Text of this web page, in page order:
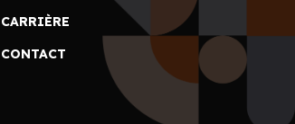
CARRIÈRE
CONTACT